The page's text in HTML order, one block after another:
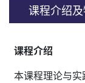
课程介绍
课程介绍
本课程理论与